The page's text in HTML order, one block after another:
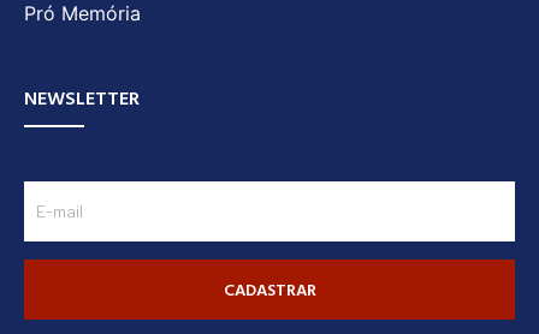
Pró Memória
NEWSLETTER
CADASTRAR